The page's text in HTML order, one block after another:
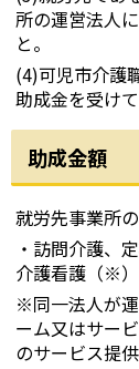
所の運営法人
と。
(4)可児市介護
助成金を受け
助成金額
就労先事業所
・訪問介護、
介護看護（※
※同一法人が
ーム又はサー
のサービス提